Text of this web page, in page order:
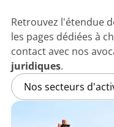
Retrouvez l'étendue
les pages dédiées à
contact avec nos
juridiques.
Nos secteurs